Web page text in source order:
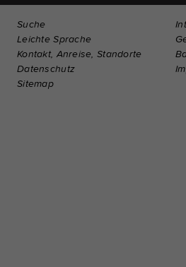
Suche
Leichte Sprache
Kontakt, Anreise, Standorte
Datenschutz
Sitemap